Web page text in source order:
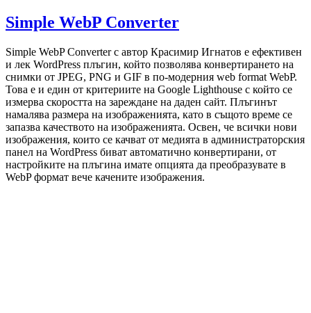
Simple WebP Converter
Simple WebP Converter с автор Красимир Игнатов е ефективен
и лек WordPress плъгин, който позволява конвертирането на
снимки от JPEG, PNG и GIF в по-модерния web format WebP.
Това е и един от критериите на Google Lighthouse с който се
измерва скоростта на зареждане на даден сайт. Плъгинът
намалява размера на изображенията, като в същото време сe
запазва качеството на изображенията. Освен, че всички нови
изображения, които се качват от медията в администраторския
панел на WordPress биват автоматично конвертирани, от
настройките на плъгина имате опцията да преобразувате в
WebP формат вече качените изображения.